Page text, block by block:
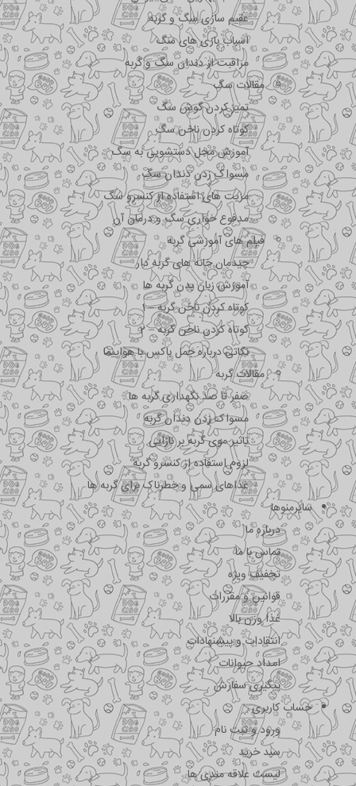
عقیم سازی سگ و گربه
اسباب بازی های سگ
مراقبت از دندان سگ و گربه
مقالات سگ
تمیز کردن گوش سگ
کوتاه کردن ناخن سگ
آموزش محل دستشویی به سگ
مسواک زدن دندان سگ
مزیت های استفاده از کنسرو سگ
مدفوع خواری سگ و درمان آن
فیلم های آموزشی گربه
چیدمان خانه های گربه دار
آموزش زبان بدن گربه ها
کوتاه کردن ناخن گربه – 1
کوتاه کردن ناخن گربه – 2
نکاتی درباره جمل باکس با هواپیما
مقالات گربه
صفر تا صد نگهداری گربه ها
مسواک زدن دندان گربه
تاثیر موی گربه بر نازایی
لزوم استفاده از کنسرو گربه
غذاهای سمی و خطرناک برای گربه ها
سایرمنوها
درباره ما
تماس با ما
تخفیف ویژه
قوانین و مقررات
غذا وزن بالا
انتقادات و پیشنهادات
امداد حیوانات
پیگیری سفارش
حساب کاربری
ورود و ثبت نام
سبد خرید
لیست علاقه مندی ها